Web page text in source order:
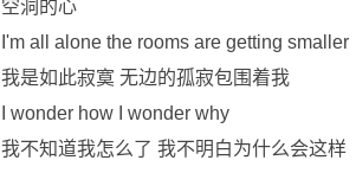
空洞的心
I'm all alone the rooms are getting smaller
我是如此寂寞 无边的孤寂包围着我
I wonder how I wonder why
我不知道我怎么了 我不明白为什么会这样